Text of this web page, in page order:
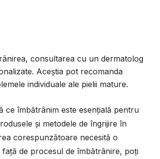
consultarea cu un dermatolog
Aceștia pot recomanda
individuale ale pielii mature.
ce îmbătrânim este esențială pentru
și metodele de îngrijire în
corespunzătoare necesită o
față de procesul de îmbătrânire, poți